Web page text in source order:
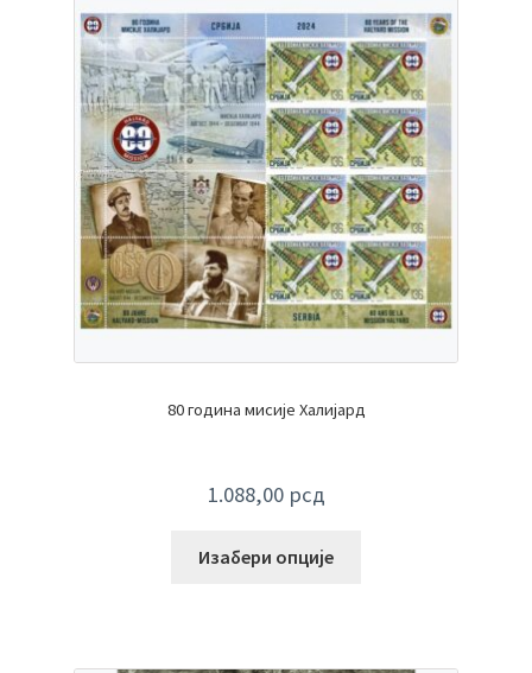
80 година мисије Халијард
1.088,00 рсд
Изабери опције